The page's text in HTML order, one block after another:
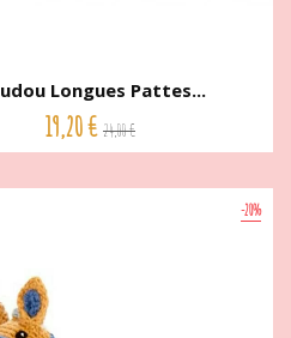
Longues Pattes...
19,20 € 24,00 €
-20%